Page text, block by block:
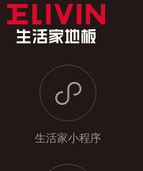
生活家小程序